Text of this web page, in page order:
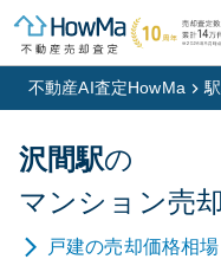
不動産AI査定HowMa
沢間駅の
マンション売
戸建の売却価格相場